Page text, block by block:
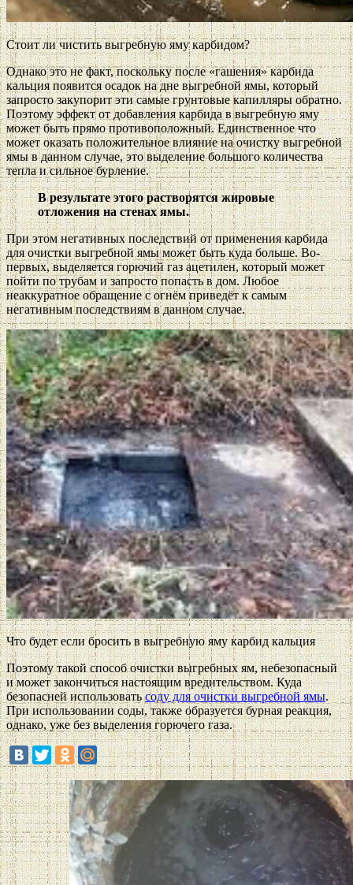
Стоит ли чистить выгребную яму карбидом?
Однако это не факт, поскольку после «гашения» карбида
кальция появится осадок на дне выгребной ямы, который
запросто закупорит эти самые грунтовые капилляры обратно.
Поэтому эффект от добавления карбида в выгребную яму
может быть прямо противоположный. Единственное что
может оказать положительное влияние на очистку выгребной
ямы в данном случае, это выделение большого количества
тепла и сильное бурление.
В результате этого растворятся жировые
отложения на стенах ямы.
При этом негативных последствий от применения карбида
для очистки выгребной ямы может быть куда больше. Во-
первых, выделяется горючий газ ацетилен, который может
пойти по трубам и запросто попасть в дом. Любое
неаккуратное обращение с огнём приведёт к самым
негативным последствиям в данном случае.
Что будет если бросить в выгребную яму карбид кальция
Поэтому такой способ очистки выгребных ям, небезопасный
и может закончиться настоящим вредительством. Куда
безопасней использоватьсоду для очистки выгребной ямы.
При использовании соды, также образуется бурная реакция,
однако, уже без выделения горючего газа.